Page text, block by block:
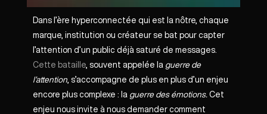
Dans l’ère hyperconnectée qui est la nôtre, chaque
marque, institution ou créateur se bat pour capter
l’attention d’un public déjà saturé de messages.
Cette bataille, souvent appelée la guerre de
l’attention, s’accompagne de plus en plus d’un enjeu
encore plus complexe : la guerre des émotions. Cet
enjeu nous invite à nous demander comment